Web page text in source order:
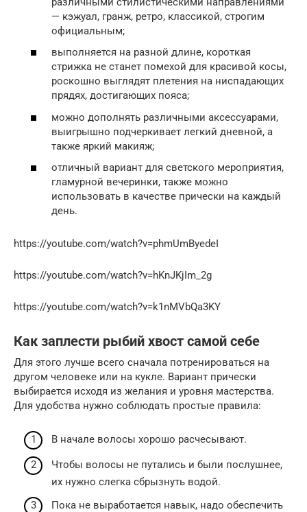
— кэжуал, гранж, ретро, классикой, строгим
официальным;
выполняется на разной длине, короткая
стрижка не станет помехой для красивой косы,
роскошно выглядят плетения на ниспадающих
прядях, достигающих пояса;
можно дополнять различными аксессуарами,
выигрышно подчеркивает легкий дневной, а
также яркий макияж;
отличный вариант для светского мероприятия,
гламурной вечеринки, также можно
использовать в качестве прически на каждый
день.
https://youtube.com/watch?v=phmUmByedeI
https://youtube.com/watch?v=hKnJKjIm_2g
https://youtube.com/watch?v=k1nMVbQa3KY
Как заплести рыбий хвост самой себе
Для этого лучше всего сначала потренироваться на
другом человеке или на кукле. Вариант прически
выбирается исходя из желания и уровня мастерства.
Для удобства нужно соблюдать простые правила:
В начале волосы хорошо расчесывают.
Чтобы волосы не путались и были послушнее,
их нужно слегка сбрызнуть водой.
Пока не выработается навык, надо обеспечить